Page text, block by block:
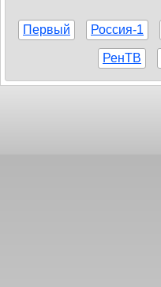
Первый Россия-1
РенТВ